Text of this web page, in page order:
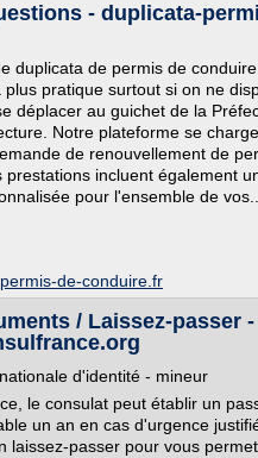
- duplicata-
duplicata de permis de
plus pratique surtout si on ne
déplacer au guichet de la
Notre plateforme se
de renouvellement de
prestations incluent également
pour l'ensemble de vos...
de-conduire.fr
/ Laissez-passer -
d'identité - mineur
le consulat peut établir un
un an en cas d'urgence
laissez-passer pour vous